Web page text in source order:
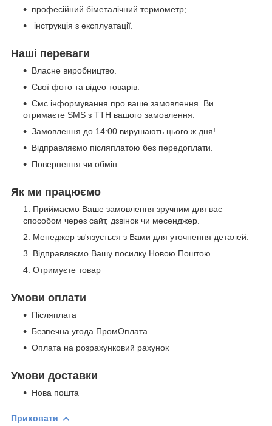
професійний біметалічний термометр;
інструкція з експлуатації.
Наші переваги
Власне виробництво.
Свої фото та відео товарів.
Смс інформування про ваше замовлення. Ви
отримаєте SMS з ТТН вашого замовлення.
Замовлення до 14:00 вирушають цього ж дня!
Відправляємо післяплатою без передоплати.
Повернення чи обмін
Як ми працюємо
Приймаємо Ваше замовлення зручним для вас
способом через сайт, дзвінок чи месенджер.
Менеджер зв'язується з Вами для уточнення деталей.
Відправляємо Вашу посилку Новою Поштою
Отримуєте товар
Умови оплати
Післяплата
Безпечна угода ПромОплата
Оплата на розрахунковий рахунок
Умови доставки
Нова пошта
Приховати